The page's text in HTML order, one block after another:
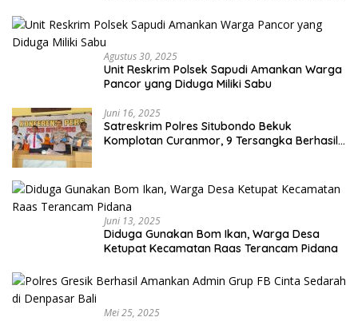
Agustus 30, 2025
Unit Reskrim Polsek Sapudi Amankan Warga
Pancor yang Diduga Miliki Sabu
Juni 16, 2025
Satreskrim Polres Situbondo Bekuk
Komplotan Curanmor, 9 Tersangka Berhasil
Juni 13, 2025
Diduga Gunakan Bom Ikan, Warga Desa
Ketupat Kecamatan Raas Terancam Pidana
Mei 25, 2025